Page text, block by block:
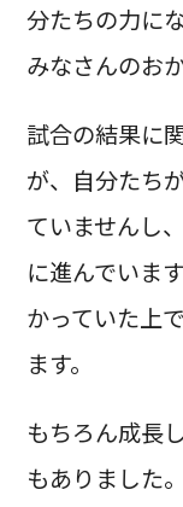
分たちの力に
みなさんのお
試合の結果に
が、自分たち
ていませんし
に進んでいま
かっていた上
ます。
もちろん成長
もありました